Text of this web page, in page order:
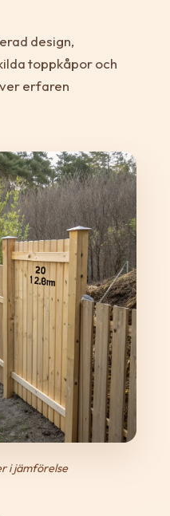
design,
toppkåpor och
erfaren
i jämförelse